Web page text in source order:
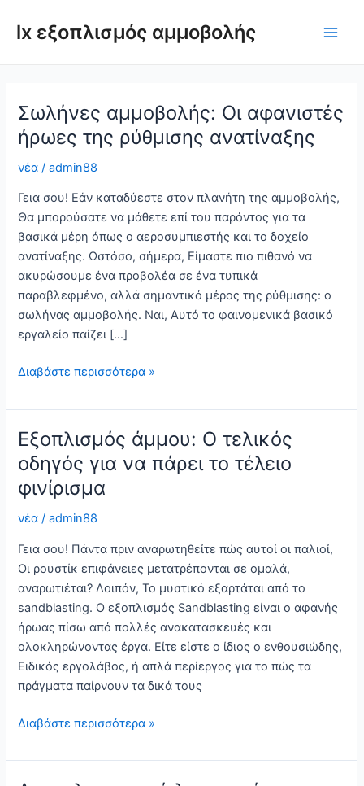
στο
περιεχόμενο
lx εξοπλισμός αμμοβολής
Σωλήνες αμμοβολής: Οι αφανιστές
ήρωες της ρύθμισης ανατίναξης
νέα /admin88
Γεια σου! Εάν καταδύεστε στον πλανήτη της αμμοβολής,
Θα μπορούσατε να μάθετε επί του παρόντος για τα
βασικά μέρη όπως ο αεροσυμπιεστής και το δοχείο
ανατίναξης. Ωστόσο, σήμερα, Είμαστε πιο πιθανό να
ακυρώσουμε ένα προβολέα σε ένα τυπικά
παραβλεφμένο, αλλά σημαντικό μέρος της ρύθμισης: ο
σωλήνας αμμοβολής. Ναι, Αυτό το φαινομενικά βασικό
εργαλείο παίζει […]
Σωλήνες
Οι
αφανιστές
ήρωες
της
ρύθμισης
Διαβάστε περισσότερα »
Εξοπλισμός άμμου: Ο τελικός
οδηγός για να πάρει το τέλειο
φινίρισμα
νέα /admin88
Γεια σου! Πάντα πριν αναρωτηθείτε πώς αυτοί οι παλιοί,
Οι ρουστίκ επιφάνειες μετατρέπονται σε ομαλά,
αναρωτιέται? Λοιπόν, Το μυστικό εξαρτάται από το
sandblasting. Ο εξοπλισμός Sandblasting είναι ο αφανής
ήρωας πίσω από πολλές ανακατασκευές και
ολοκληρώνοντας έργα. Είτε είστε ο ίδιος ο ενθουσιώδης,
Ειδικός εργολάβος, ή απλά περίεργος για το πώς τα
πράγματα παίρνουν τα δικά τους
Εξοπλισμός
Ο
τελικός
Διαβάστε περισσότερα »